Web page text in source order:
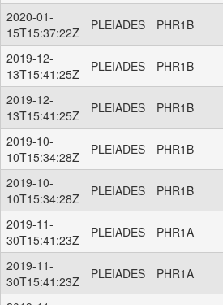
2020-01-
15T15:37:22Z
PLEIADES PHR1B
2019-12-
13T15:41:25Z
PLEIADES PHR1B
2019-12-
13T15:41:25Z
PLEIADES PHR1B
2019-10-
10T15:34:28Z
PLEIADES PHR1B
2019-10-
10T15:34:28Z
PLEIADES PHR1B
2019-11-
30T15:41:23Z
PLEIADES PHR1A
2019-11-
30T15:41:23Z
PLEIADES PHR1A